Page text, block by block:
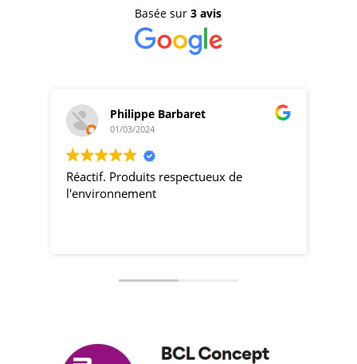
Basée sur3 avis
Philippe Barbaret
01/03/2024
Réactif. Produits respectueux de
l'environnement